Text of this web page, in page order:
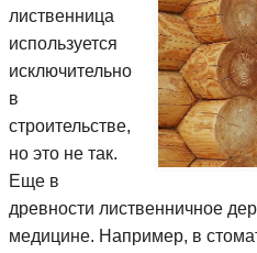
лиственница
используется
исключительно
в
строительстве,
но это не так.
Еще в
древности лиственничное
медицине. Например, в